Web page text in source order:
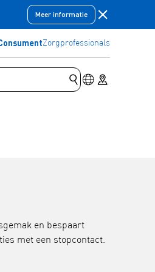
Meer informatie
Zorgprofessionals
Zoekopdracht
Schakelaar
Store locator
en bespaart
met een stopcontact.